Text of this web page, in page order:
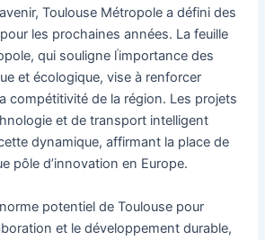
Toulouse Métropole a défini des
les prochaines années. La feuille
qui souligne l’importance des
et écologique, vise à renforcer
compétitivité de la région. Les projets
et de transport intelligent
dynamique, affirmant la place de
pôle d’innovation en Europe.
potentiel de Toulouse pour
et le développement durable,